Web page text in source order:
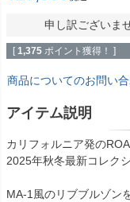
申し訳ございま
[ 1,375 ポイント獲得！ ]
商品についてのお問い
アイテム説明
カリフォルニア発の
2025年秋冬最新コレク
MA-1風のリブブルゾン